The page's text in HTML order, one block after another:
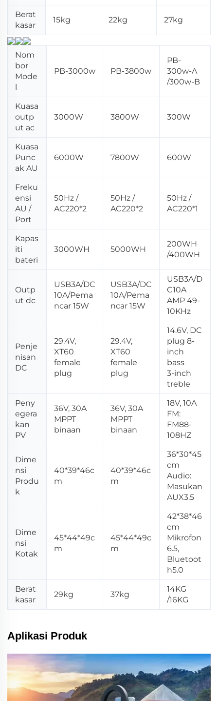
Berat
kasar
15kg 22kg 27kg
Nom
bor
Mode
l
PB-3000w PB-3800w
PB-
300w-A
/300w-B
Kuasa
outp
ut ac
3000W 3800W 300W
Kuasa
Punc
ak AU
6000W 7800W 600W
Freku
ensi
AU /
Port
50Hz /
AC220*2
50Hz /
AC220*2
50Hz /
AC220*1
Kapas
iti
bateri
3000WH 5000WH
200WH
/400WH
Outp
ut dc
USB3A/DC
10A/Pema
ncar 15W
USB3A/DC
10A/Pema
ncar 15W
USB3A/D
C10A
AMP 49-
10KHz
Penje
nisan
DC
29.4V,
XT60
female
plug
29.4V,
XT60
female
plug
14.6V, DC
plug 8-
inch
bass
3-inch
treble
Peny
egera
kan
PV
36V, 30A
MPPT
binaan
36V, 30A
MPPT
binaan
18V, 10A
FM:
FM88-
108HZ
Dime
nsi
Produ
k
40*39*46c
m
40*39*46c
m
36*30*45
cm
Audio:
Masukan
AUX3.5
Dime
nsi
Kotak
45*44*49c
m
45*44*49c
m
42*38*46
cm
Mikrofon
6.5,
Bluetoot
h5.0
Berat
kasar
29kg 37kg
14KG
/16KG
Aplikasi Produk